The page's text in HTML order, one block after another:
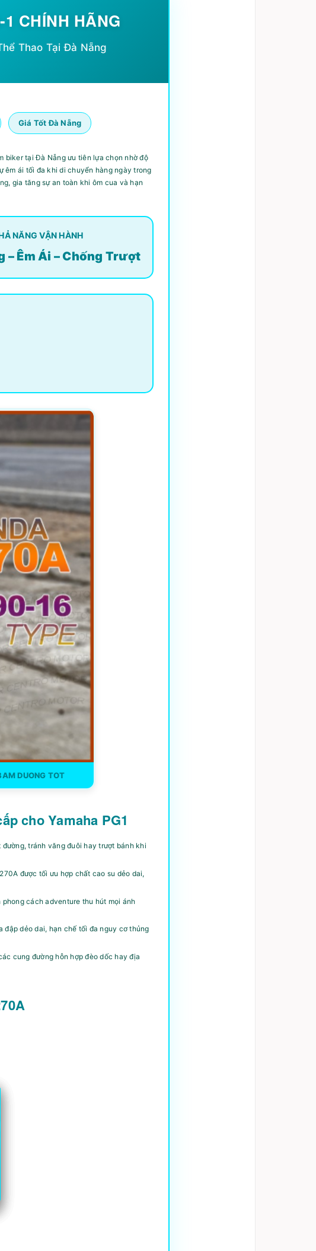
CHÍNH HÃNG
Thao Tại Đà Nẵng
Giá Tốt Đà Nẵng
biker tại Đà Nẵng ưu tiên lựa chọn nhờ độ
êm ái tối đa khi di chuyển hàng ngày trong
gia tăng sự an toàn khi ôm cua và hạn
NĂNG VẬN HÀNH
– Êm Ái – Chống Trượt
DUONG TOT
cho Yamaha PG1
tránh văng đuôi hay trượt bánh khi
được tối ưu hợp chất cao su dẻo dai,
cách adventure thu hút mọi ánh
dẻo dai, hạn chế tối đa nguy cơ thủng
cung đường hỗn hợp đèo dốc hay địa